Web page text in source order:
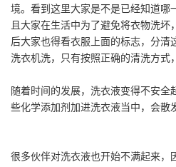
境。看到这里大家是不是已经知道哪
且大家在生活中为了避免将衣物洗坏
后大家也得看衣服上面的标志，分清
洗衣机洗，只有按照正确的清洗方式
随着时间的发展，洗衣液变得不安全
些化学添加剂加进洗衣液当中，会散
很多伙伴对洗衣液也开始不满起来，